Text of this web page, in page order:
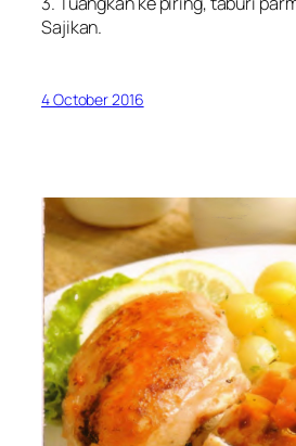
Sajikan.
4 October 2016